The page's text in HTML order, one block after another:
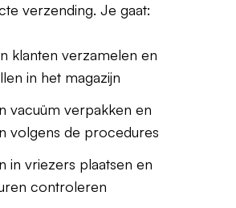
verzending. Je gaat:
klanten verzamelen en
in het magazijn
vacuüm verpakken en
volgens de procedures
in vriezers plaatsen en
controleren